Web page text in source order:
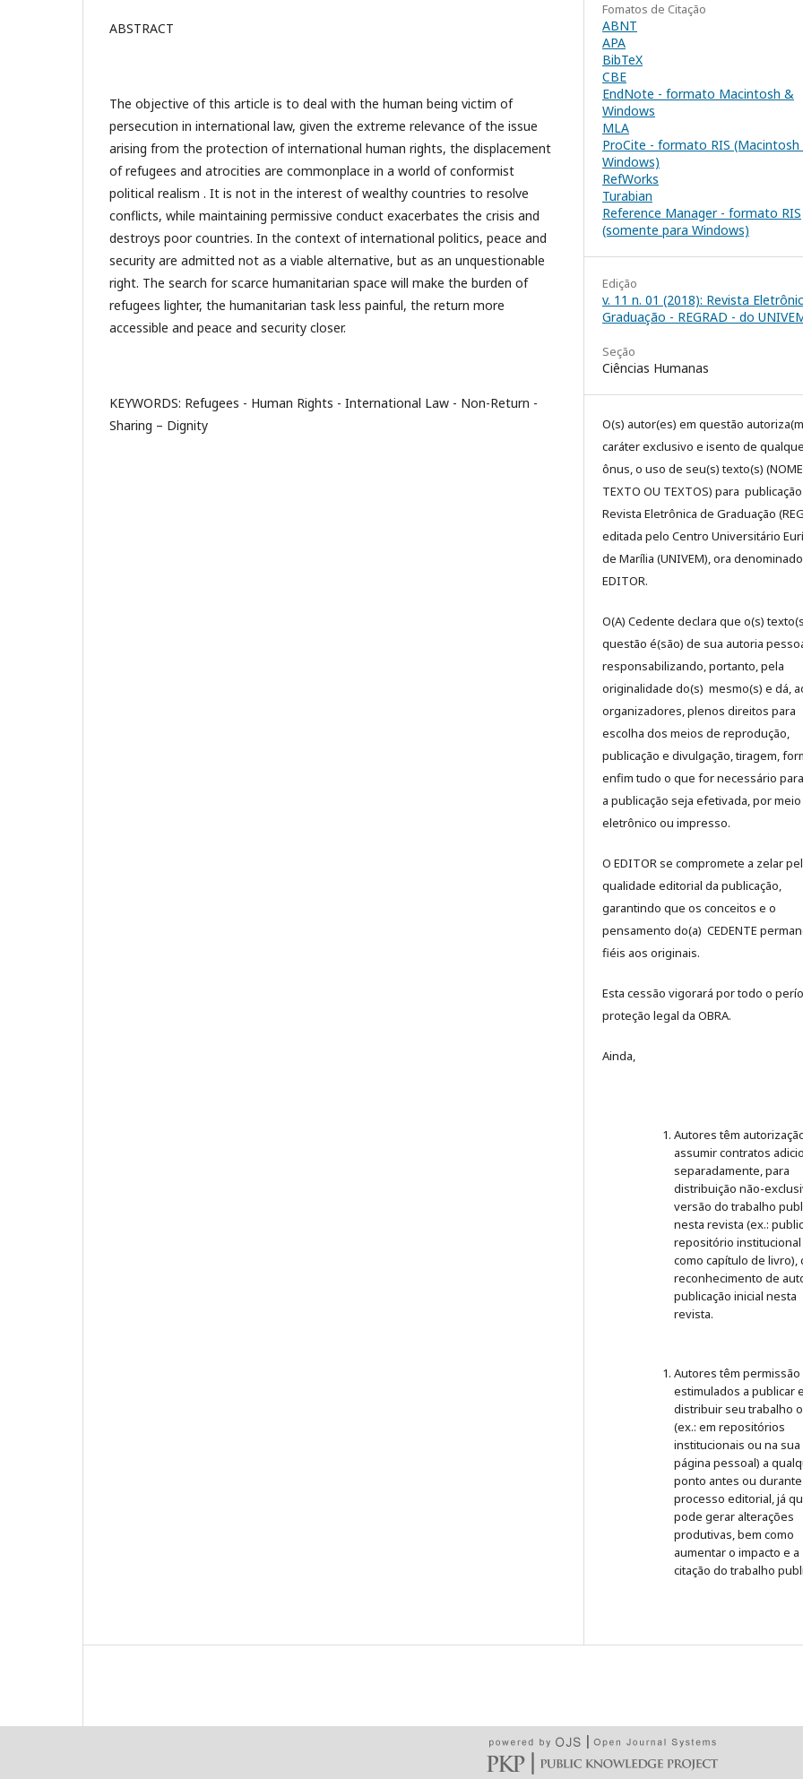
ABSTRACT
The objective of this article is to deal with the human being victim of
persecution in international law, given the extreme relevance of the issue
arising from the protection of international human rights, the displacement
of refugees and atrocities are commonplace in a world of conformist
political realism . It is not in the interest of wealthy countries to resolve
conflicts, while maintaining permissive conduct exacerbates the crisis and
destroys poor countries. In the context of international politics, peace and
security are admitted not as a viable alternative, but as an unquestionable
right. The search for scarce humanitarian space will make the burden of
refugees lighter, the humanitarian task less painful, the return more
accessible and peace and security closer.
KEYWORDS: Refugees - Human Rights - International Law - Non-Return -
Sharing – Dignity
Fomatos de Citação
ABNT
APA
BibTeX
CBE
EndNote - formato Macintosh &
Windows
MLA
ProCite - formato RIS
Windows)
RefWorks
Turabian
Reference Manager - formato RIS
(somente para Windows)
Edição
v. 11 n. 01 (2018): Revista
Graduação - REGRAD - do
Seção
Ciências Humanas
O(s) autor(es) em questão
caráter exclusivo e isento de
ônus, o uso de seu(s) texto(s)
TEXTO OU TEXTOS) para
Revista Eletrônica de Graduação
editada pelo Centro Universitário
de Marília (UNIVEM), ora denominado
EDITOR.
O(A) Cedente declara que o(s)
questão é(são) de sua autoria
responsabilizando, portanto, pela
originalidade do(s) mesmo(s) e dá,
organizadores, plenos direitos para
escolha dos meios de reprodução,
publicação e divulgação, tiragem,
enfim tudo o que for necessário
a publicação seja efetivada, por meio
eletrônico ou impresso.
O EDITOR se compromete a zelar
qualidade editorial da publicação,
garantindo que os conceitos e o
pensamento do(a) CEDENTE
fiéis aos originais.
Esta cessão vigorará por todo o
proteção legal da OBRA.
Ainda,
Autores têm
assumir contratos
separadamente, para
distribuição não-
versão do trabalho
nesta revista (ex.:
repositório institucional
como capítulo de livro),
reconhecimento de
publicação inicial nesta
revista.
Autores têm permissão
estimulados a publicar e
distribuir seu trabalho
(ex.: em repositórios
institucionais ou na sua
página pessoal) a
ponto antes ou
processo editorial, já
pode gerar alterações
produtivas, bem como
aumentar o impacto e a
citação do trabalho